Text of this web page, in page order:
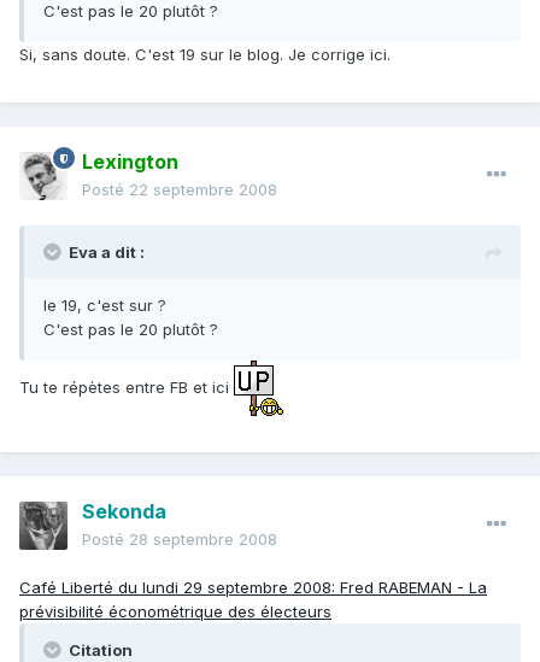
C'est pas le 20 plutôt ?
Si, sans doute. C'est 19 sur le blog. Je corrige ici.
Lexington
Posté 22 septembre 2008
Eva a dit :
le 19, c'est sur ?
C'est pas le 20 plutôt ?
Tu te répètes entre FB et ici
Sekonda
Posté 28 septembre 2008
Café Liberté du lundi 29 septembre 2008: Fred RABEMAN - La
prévisibilité économétrique des électeurs
Citation